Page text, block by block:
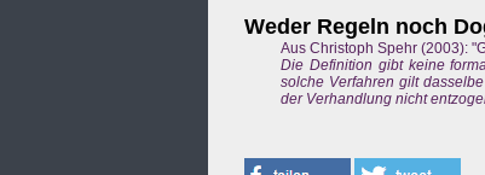
Weder Regeln noch
Aus Christoph Spehr (2003):
Die Definition gibt keine
solche Verfahren gilt
der Verhandlung nicht